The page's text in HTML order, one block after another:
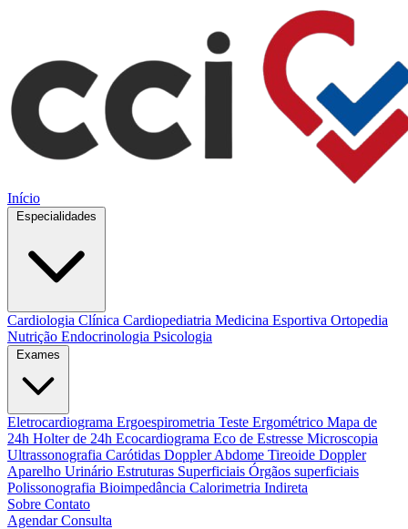
Início
Especialidades
Cardiologia Clínica Cardiopediatria Medicina Esportiva Ortopedia
Nutrição Endocrinologia Psicologia
Exames
Eletrocardiograma Ergoespirometria Teste Ergométrico Mapa de
24h Holter de 24h Ecocardiograma Eco de Estresse Microscopia
Ultrassonografia Carótidas DopplerAbdome Tireoide Doppler
Aparelho Urinário Estruturas Superficiais Órgãos superficiais
Polissonografia Bioimpedância Calorimetria Indireta
Sobre Contato
Agendar Consulta